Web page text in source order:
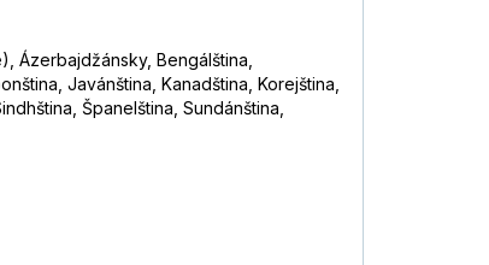
Ázerbajdžánsky, Bengálština,
Javánština, Kanadština, Korejština,
Španelština, Sundánština,